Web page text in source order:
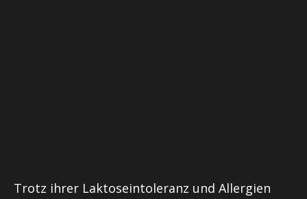
Trotz ihrer Laktoseintoleranz und Allergien